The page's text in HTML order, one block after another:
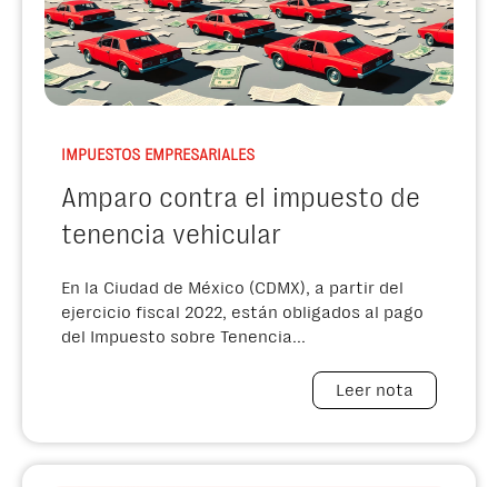
IMPUESTOS EMPRESARIALES
Amparo contra el impuesto de
tenencia vehicular
En la Ciudad de México (CDMX), a partir del
ejercicio fiscal 2022, están obligados al pago
del Impuesto sobre Tenencia...
Leer nota